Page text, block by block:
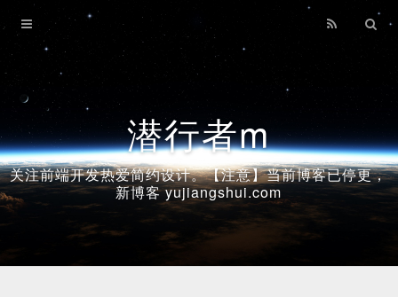
潜行者m
关注前端开发热爱简约设计。【注意】当前博客已停更，
新博客 yujiangshui.com
Home